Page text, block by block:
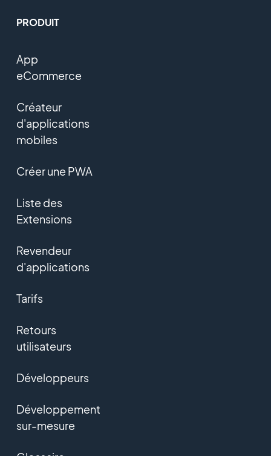
PRODUIT
App
eCommerce
Créateur
d'applications
mobiles
Créer une PWA
Liste des
Extensions
Revendeur
d'applications
Tarifs
Retours
utilisateurs
Développeurs
Développement
sur-mesure